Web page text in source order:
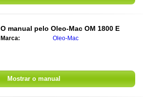
O manual pelo Oleo-Mac OM 1800 E
Marca: Oleo-Mac
Mostrar o manual